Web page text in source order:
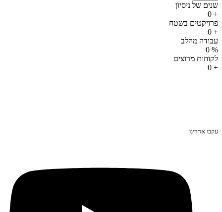
שנים של ניסיון
+
0
פרויקטים בשטח
+
0
עבודה מהלב
%
0
לקוחות מרוצים
+
0
עקבו אחרינו